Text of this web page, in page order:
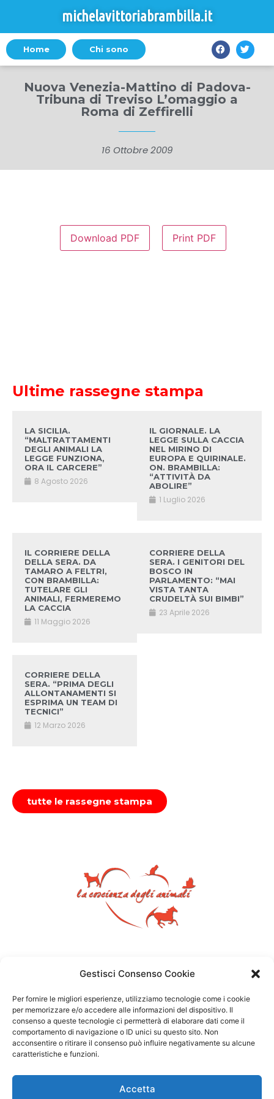
Gestisci Consenso Cookie
Per fornire le migliori esperienze, utilizziamo tecnologie come i cookie
per memorizzare e/o accedere alle informazioni del dispositivo. Il
consenso a queste tecnologie ci permetterà di elaborare dati come il
comportamento di navigazione o ID unici su questo sito. Non
acconsentire o ritirare il consenso può influire negativamente su alcune
caratteristiche e funzioni.
Accetta
michelavittoriabrambilla.it
Home Chi sono
Nuova Venezia-Mattino di Padova-
Tribuna di Treviso L’omaggio a
Roma di Zeffirelli
16 Ottobre 2009
Download PDF Print PDF
Ultime rassegne stampa
LA SICILIA.
“MALTRATTAMENTI
DEGLI ANIMALI LA
LEGGE FUNZIONA,
ORA IL CARCERE”
8 Agosto 2026
IL GIORNALE. LA
LEGGE SULLA CACCIA
NEL MIRINO DI
EUROPA E QUIRINALE.
ON. BRAMBILLA:
“ATTIVITÀ DA
ABOLIRE”
1 Luglio 2026
IL CORRIERE DELLA
DELLA SERA. DA
TAMARO A FELTRI,
CON BRAMBILLA:
TUTELARE GLI
ANIMALI, FERMEREMO
LA CACCIA
11 Maggio 2026
CORRIERE DELLA
SERA. I GENITORI DEL
BOSCO IN
PARLAMENTO: “MAI
VISTA TANTA
CRUDELTÀ SUI BIMBI”
23 Aprile 2026
CORRIERE DELLA
SERA. “PRIMA DEGLI
ALLONTANAMENTI SI
ESPRIMA UN TEAM DI
TECNICI”
12 Marzo 2026
tutte le rassegne stampa